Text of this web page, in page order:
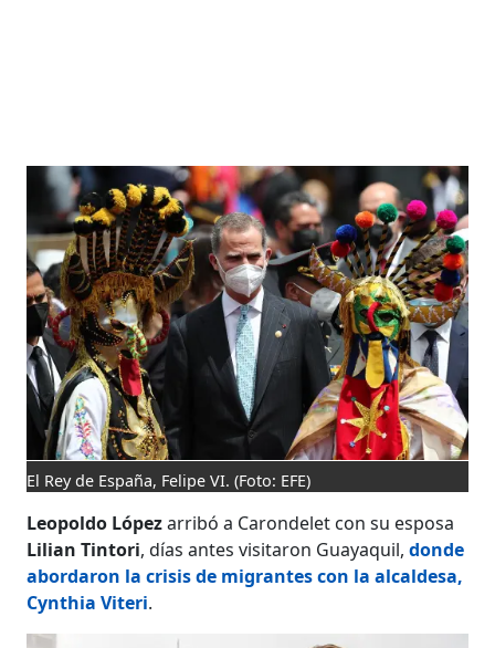
El Rey de España, Felipe VI. (Foto: EFE)
Leopoldo Lópezarribó a Carondelet con su esposa
Lilian Tintori, días antes visitaron Guayaquil,donde
abordaron la crisis de migrantes con la alcaldesa,
Cynthia Viteri.